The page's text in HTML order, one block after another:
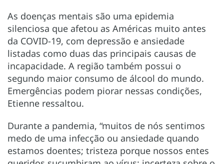
As doenças mentais são uma epidemia
silenciosa que afetou as Américas muito antes
da COVID-19, com depressão e ansiedade
listadas como duas das principais causas de
incapacidade. A região também possui o
segundo maior consumo de álcool do mundo.
Emergências podem piorar nessas condições,
Etienne ressaltou.
Durante a pandemia, “muitos de nós sentimos
medo de uma infecção ou ansiedade quando
estamos doentes; tristeza porque nossos entes